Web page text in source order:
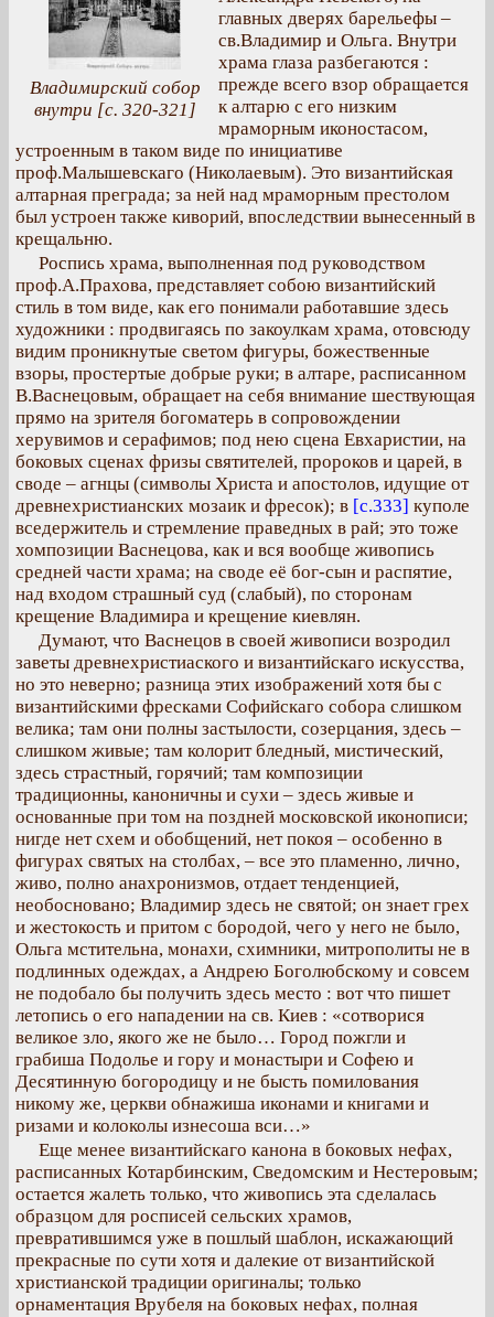
Владимирский собор
внутри [с. 320-321]
главных дверях барельефы –
св.Владимир и Ольга. Внутри
храма глаза разбегаются :
прежде всего взор обращается
к алтарю с его низким
мраморным иконостасом,
устроенным в таком виде по инициативе
проф.Малышевскаго (Николаевым). Это византийская
алтарная преграда; за ней над мраморным престолом
был устроен также киворий, впоследствии вынесенный в
крещальню.
Роспись храма, выполненная под руководством
проф.А.Прахова, представляет собою византийский
стиль в том виде, как его понимали работавшие здесь
художники : продвигаясь по закоулкам храма, отовсюду
видим проникнутые светом фигуры, божественные
взоры, простертые добрые руки; в алтаре, расписанном
В.Васнецовым, обращает на себя внимание шествующая
прямо на зрителя богоматерь в сопровождении
херувимов и серафимов; под нею сцена Евхаристии, на
боковых сценах фризы святителей, пророков и царей, в
своде – агнцы (символы Христа и апостолов, идущие от
древнехристианских мозаик и фресок); в [с.333] куполе
вседержитель и стремление праведных в рай; это тоже
хомпозиции Васнецова, как и вся вообще живопись
средней части храма; на своде её бог-сын и распятие,
над входом страшный суд (слабый), по сторонам
крещение Владимира и крещение киевлян.
Думают, что Васнецов в своей живописи возродил
заветы древнехристиаского и византийскаго искусства,
но это неверно; разница этих изображений хотя бы с
византийскими фресками Софийскаго собора слишком
велика; там они полны застылости, созерцания, здесь –
слишком живые; там колорит бледный, мистический,
здесь страстный, горячий; там композиции
традиционны, каноничны и сухи – здесь живые и
основанные при том на поздней московской иконописи;
нигде нет схем и обобщений, нет покоя – особенно в
фигурах святых на столбах, – все это пламенно, лично,
живо, полно анахронизмов, отдает тенденцией,
необосновано; Владимир здесь не святой; он знает грех
и жестокость и притом с бородой, чего у него не было,
Ольга мстительна, монахи, схимники, митрополиты не в
подлинных одеждах, а Андрею Боголюбскому и совсем
не подобало бы получить здесь место : вот что пишет
летопись о его нападении на св. Киев : «сотворися
великое зло, якого же не было… Город пожгли и
грабиша Подолье и гору и монастыри и Софею и
Десятинную богородицу и не бысть помилования
никому же, церкви обнажиша иконами и книгами и
ризами и колоколы изнесоша вси…»
Еще менее византийскаго канона в боковых нефах,
расписанных Котарбинским, Сведомским и Нестеровым;
остается жалеть только, что живопись эта сделалась
образцом для росписей сельских храмов,
превратившимся уже в пошлый шаблон, искажающий
прекрасные по сути хотя и далекие от византийской
христианской традиции оригиналы; только
орнаментация Врубеля на боковых нефах, полная